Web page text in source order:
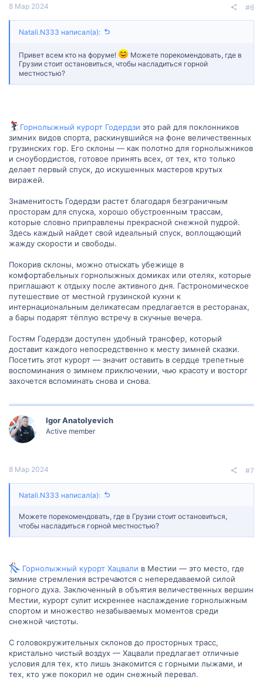
8 Мар 2024 #6
Natali.N333 написал(а):
Привет всем кто на форуме!
Можете порекомендовать, где в
Грузии стоит остановиться, чтобы насладиться горной
местностью?
Горнолыжный курорт Годердзи это рай для поклонников
зимних видов спорта, раскинувшийся на фоне величественных
грузинских гор. Его склоны — как полотно для горнолыжников
и сноубордистов, готовое принять всех, от тех, кто только
делает первый спуск, до искушенных мастеров крутых
виражей.
Знаменитость Годердзи растет благодаря безграничным
просторам для спуска, хорошо обустроенным трассам,
которые словно приправлены прекрасной снежной пудрой.
Здесь каждый найдет свой идеальный спуск, воплощающий
жажду скорости и свободы.
Покорив склоны, можно отыскать убежище в
комфортабельных горнолыжных домиках или отелях, которые
приглашают к отдыху после активного дня. Гастрономическое
путешествие от местной грузинской кухни к
интернациональным деликатесам предлагается в ресторанах,
а бары подарят тёплую встречу в скучные вечера.
Гостям Годердзи доступен удобный трансфер, который
доставит каждого непосредственно к месту зимней сказки.
Посетить этот курорт — значит оставить в сердце трепетные
воспоминания о зимнем приключении, чью красоту и восторг
захочется вспоминать снова и снова.
Igor Anatolyevich
Active member
8 Мар 2024 #7
Natali.N333 написал(а):
Можете порекомендовать, где в Грузии стоит остановиться,
чтобы насладиться горной местностью?
Горнолыжный курорт Хацвали в Местии — это место, где
зимние стремления встречаются с непередаваемой силой
горного духа. Заключенный в объятия величественных вершин
Местии, курорт сулит искреннее наслаждение горнолыжным
спортом и множество незабываемых моментов среди
снежной чистоты.
С головокружительных склонов до просторных трасс,
кристально чистый воздух — Хацвали предлагает отличные
условия для тех, кто лишь знакомится с горными лыжами, и
тех, кто уже покорил не один снежный перевал.